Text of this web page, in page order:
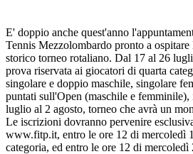
E' doppio anche quest'anno
Tennis Mezzolombardo pronto a
storico torneo rotaliano. Dal 17 al 26
prova riservata ai giocatori di quarta
singolare e doppio maschile, singolare
puntati sull'Open (maschile e
luglio al 2 agosto, torneo che avrà un
Le iscrizioni dovranno pervenire
www.fitp.it, entro le ore 12 di mercoledì
categoria, ed entro le ore 12 di